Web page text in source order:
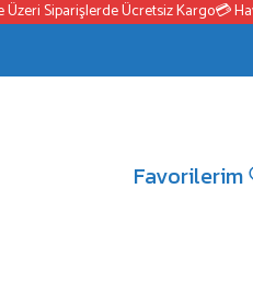
Siparişlerde Ücretsiz Kargo💳
Favorilerim